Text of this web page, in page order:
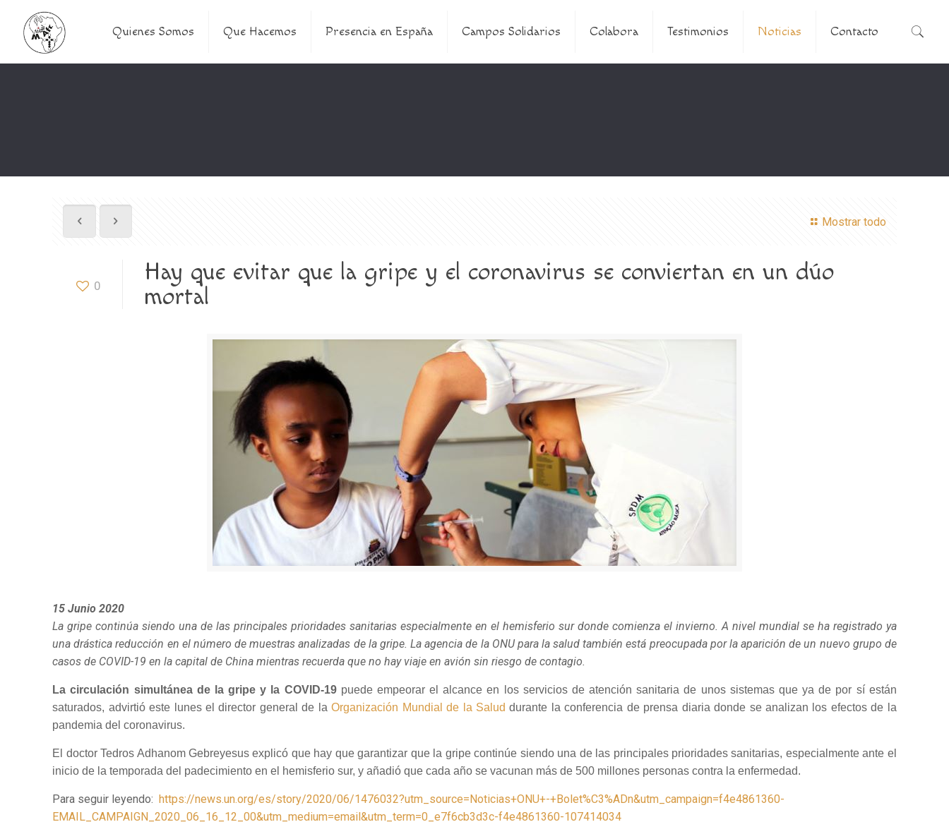
Quienes Somos Que Hacemos Presencia en España Campos Solidarios Colabora Testimonios Noticias Contacto
Mostrar todo
0
Hay que evitar que la gripe y el coronavirus se conviertan en un dúo
mortal
15 Junio 2020
La gripe continúa siendo una de las principales prioridades sanitarias especialmente en el hemisferio sur donde comienza el invierno. A nivel mundial se ha registrado ya
una drástica reducción en el número de muestras analizadas de la gripe. La agencia de la ONU para la salud también está preocupada por la aparición de un nuevo grupo de
casos de COVID-19 en la capital de China mientras recuerda que no hay viaje en avión sin riesgo de contagio.
La circulación simultánea de la gripe y la COVID-19puede empeorar el alcance en los servicios de atención sanitaria de unos sistemas que ya de por sí están
saturados, advirtió este lunes el director general de laOrganización Mundial de la Salud durante la conferencia de prensa diaria donde se analizan los efectos de la
pandemia del coronavirus.
El doctor Tedros Adhanom Gebreyesus explicó que hay que garantizar que la gripe continúe siendo una de las principales prioridades sanitarias, especialmente ante el
inicio de la temporada del padecimiento en el hemisferio sur, y añadió que cada año se vacunan más de 500 millones personas contra la enfermedad.
Para seguir leyendo:https://news.un.org/es/story/2020/06/1476032?utm_source=Noticias+ONU+-+Bolet%C3%ADn&utm_campaign=f4e4861360-
EMAIL_CAMPAIGN_2020_06_16_12_00&utm_medium=email&utm_term=0_e7f6cb3d3c-f4e4861360-107414034